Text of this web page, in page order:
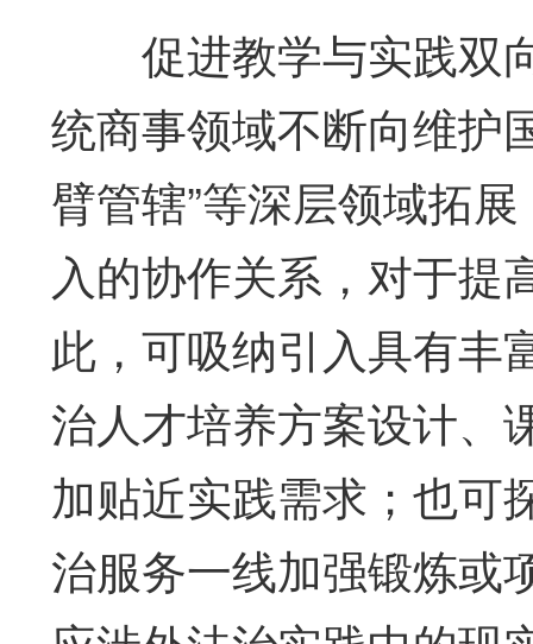
促进教学与实践双
统商事领域不断向维护
臂管辖”等深层领域拓
入的协作关系，对于提
此，可吸纳引入具有丰
治人才培养方案设计、
加贴近实践需求；也可
治服务一线加强锻炼或